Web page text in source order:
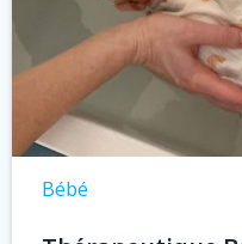
Bébé